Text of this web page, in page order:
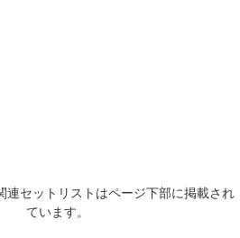
連セットリストはページ下部に掲載され
ています。